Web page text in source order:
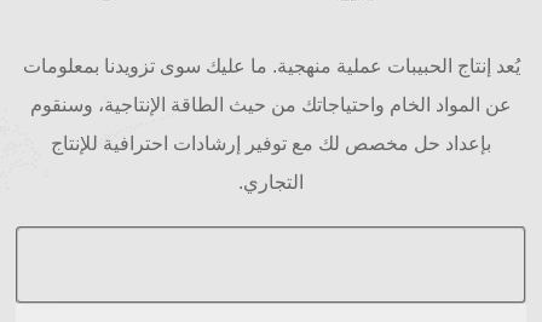
يُعد إنتاج الحبيبات عملية منهجية. ما عليك سوى تزويدنا بمعلومات
عن المواد الخام واحتياجاتك من حيث الطاقة الإنتاجية، وسنقوم
بإعداد حل مخصص لك مع توفير إرشادات احترافية للإنتاج
التجاري.